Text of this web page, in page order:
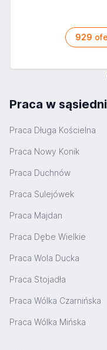
929
Praca w
Praca Długa Kościelna
Praca Nowy Konik
Praca Duchnów
Praca Sulejówek
Praca Majdan
Praca Dębe Wielkie
Praca Wola Ducka
Praca Stojadła
Praca Wólka Czarnińska
Praca Wólka Mińska